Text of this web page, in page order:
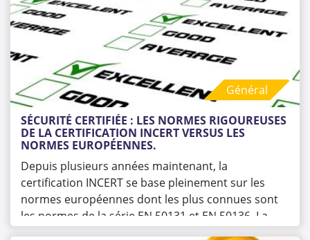
électronique.
SÉCURITÉ CERTIFIÉE : LES NORMES RIGOUREUSES
DE LA CERTIFICATION INCERT VERSUS LES
NORMES EUROPÉENNES.
Depuis plusieurs années maintenant, la
certification INCERT se base pleinement sur les
normes européennes dont les plus connues sont
les normes de la série EN 50131 et EN 50136. La
Général